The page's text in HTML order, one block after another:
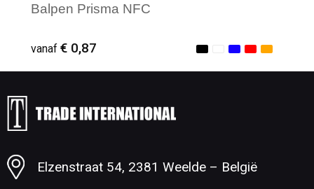
Balpen Prisma NFC
vanaf € 0,87
Minimale afname: 1
Elzenstraat 54, 2381 Weelde – België